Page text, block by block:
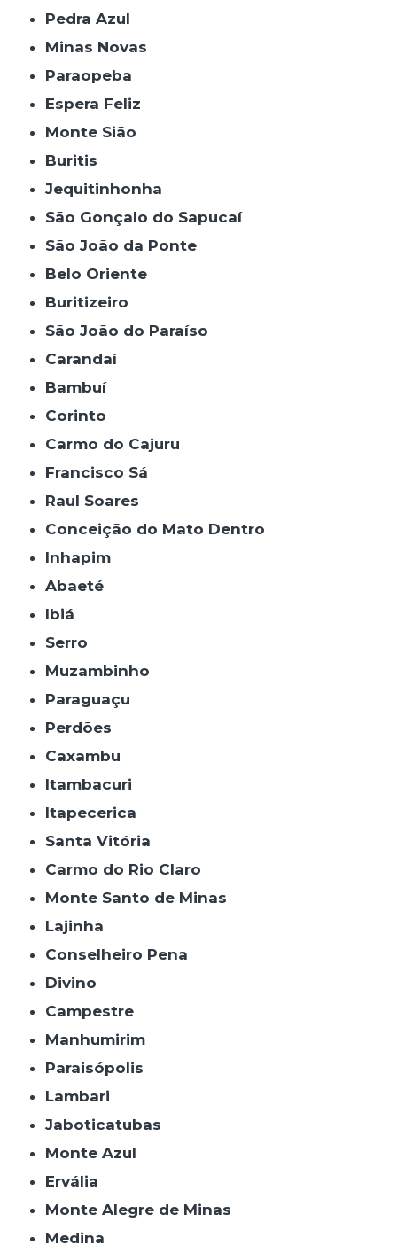
Pedra Azul
Minas Novas
Paraopeba
Espera Feliz
Monte Sião
Buritis
Jequitinhonha
São Gonçalo do Sapucaí
São João da Ponte
Belo Oriente
Buritizeiro
São João do Paraíso
Carandaí
Bambuí
Corinto
Carmo do Cajuru
Francisco Sá
Raul Soares
Conceição do Mato Dentro
Inhapim
Abaeté
Ibiá
Serro
Muzambinho
Paraguaçu
Perdões
Caxambu
Itambacuri
Itapecerica
Santa Vitória
Carmo do Rio Claro
Monte Santo de Minas
Lajinha
Conselheiro Pena
Divino
Campestre
Manhumirim
Paraisópolis
Lambari
Jaboticatubas
Monte Azul
Ervália
Monte Alegre de Minas
Medina